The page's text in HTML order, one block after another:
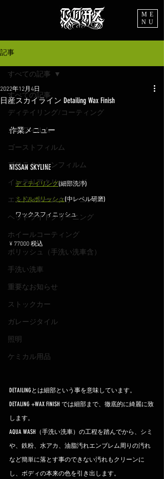
ME
NU
記事
すべての記事
ディテイリング/コーティング
カーフィルム
ゴーストフィルム
プロテクションフィルム
インテリアクリーニング
エンジンルームクリーニング
ヘッドライトクリーニング
ホイールコーティング
ポリッシュ（手洗い洗車含）
手洗い洗車
重要なお知らせ
ストックカー
ガレージタイル
照明
ケミカル用品
すべての記事
日産スカイライン Detailing Wax Finish
2022年12月4日
作業メニュー
NISSAN SKYLINE
ディテイリング(細部洗浄)
ミドルポリッシュ(中レベル研磨)
ワックスフィニッシュ
¥ 77000 税込
DETAILINGとは細部という事を意味しています。
DETALING +WAX FINISH では細部まで、徹底的に綺麗に致
します。
AQUA WASH（手洗い洗車）の工程を踏んでから、シミ
や、鉄粉、水アカ、油脂汚れエンブレム周りの汚れ
など簡単に落とす事のできない汚れもクリーンに
し、ボディの本来の色を引き出します。